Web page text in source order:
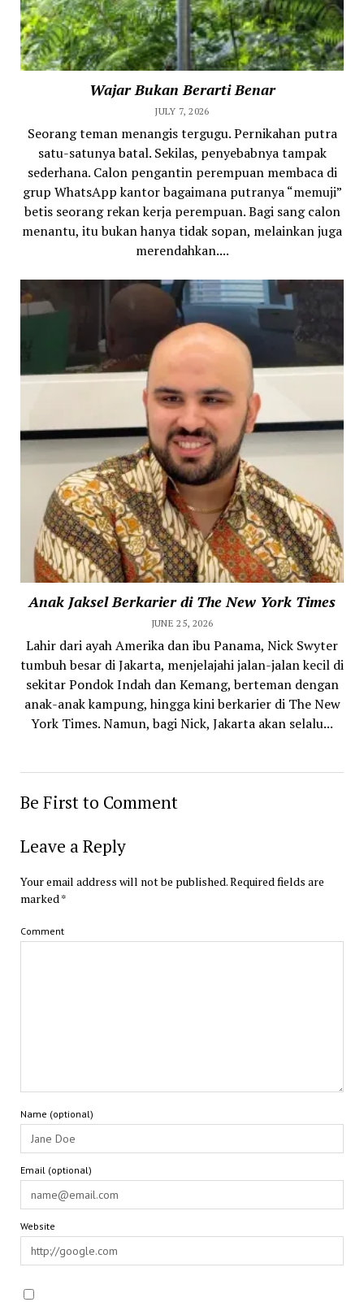
Wajar Bukan Berarti Benar
JULY 7, 2026
Seorang teman menangis tergugu. Pernikahan putra
satu-satunya batal. Sekilas, penyebabnya tampak
sederhana. Calon pengantin perempuan membaca di
grup WhatsApp kantor bagaimana putranya “memuji”
betis seorang rekan kerja perempuan. Bagi sang calon
menantu, itu bukan hanya tidak sopan, melainkan juga
merendahkan....
Anak Jaksel Berkarier di The New York Times
JUNE 25, 2026
Lahir dari ayah Amerika dan ibu Panama, Nick Swyter
tumbuh besar di Jakarta, menjelajahi jalan-jalan kecil di
sekitar Pondok Indah dan Kemang, berteman dengan
anak-anak kampung, hingga kini berkarier di The New
York Times. Namun, bagi Nick, Jakarta akan selalu...
Be First to Comment
Leave a Reply
Your email address will not be published.Required fields are
marked*
Comment
Name (optional)
Email (optional)
Website